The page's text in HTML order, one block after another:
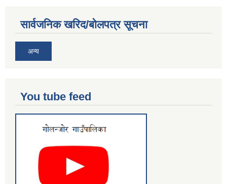
सार्वजनिक खरिद/बोलपत्र सूचना
अन्य
You tube feed